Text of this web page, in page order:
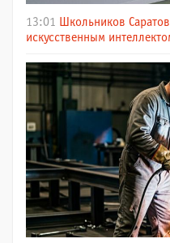
13:01 Школьников
искусственным